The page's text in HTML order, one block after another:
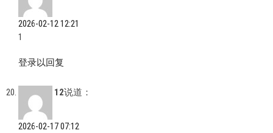
2026-02-12 12:21
1
登录以回复
12说道：
2026-02-17 07:12